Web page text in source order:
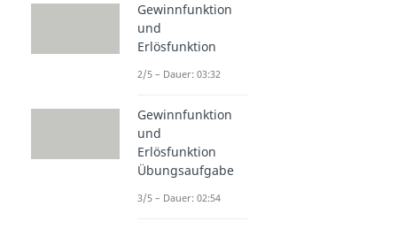
Gewinnfunktion
und
Erlösfunktion
2/5 – Dauer: 03:32
Gewinnfunktion
und
Erlösfunktion
Übungsaufgabe
3/5 – Dauer: 02:54